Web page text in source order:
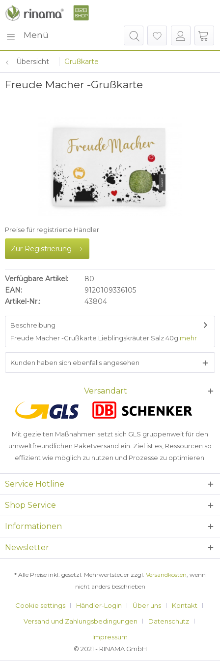
Menü
Übersicht Grußkarte
Freude Macher -Grußkarte
Preise für registrierte Händler
Zur Registrierung
Verfügbare Artikel:
80
EAN:
9120109336105
Artikel-Nr.:
43804
Beschreibung
Freude Macher -Grußkarte Lieblingskräuter Salz 40g mehr
Kunden haben sich ebenfalls angesehen
Versandart
Mit gezielten Maßnahmen setzt sich GLS gruppenweit für den
umweltfreundlichen Paketversand ein. Ziel ist es, Ressourcen so
effizient wie möglich zu nutzen und Prozesse zu optimieren.
Service Hotline
Shop Service
Informationen
Newsletter
* Alle Preise inkl. gesetzl. Mehrwertsteuer zzgl. Versandkosten, wenn
nicht anders beschrieben
Cookie settings Händler-Login Über uns
Kontakt
Versand und Zahlungsbedingungen
Datenschutz
Impressum
© 2021 - RINAMA GmbH